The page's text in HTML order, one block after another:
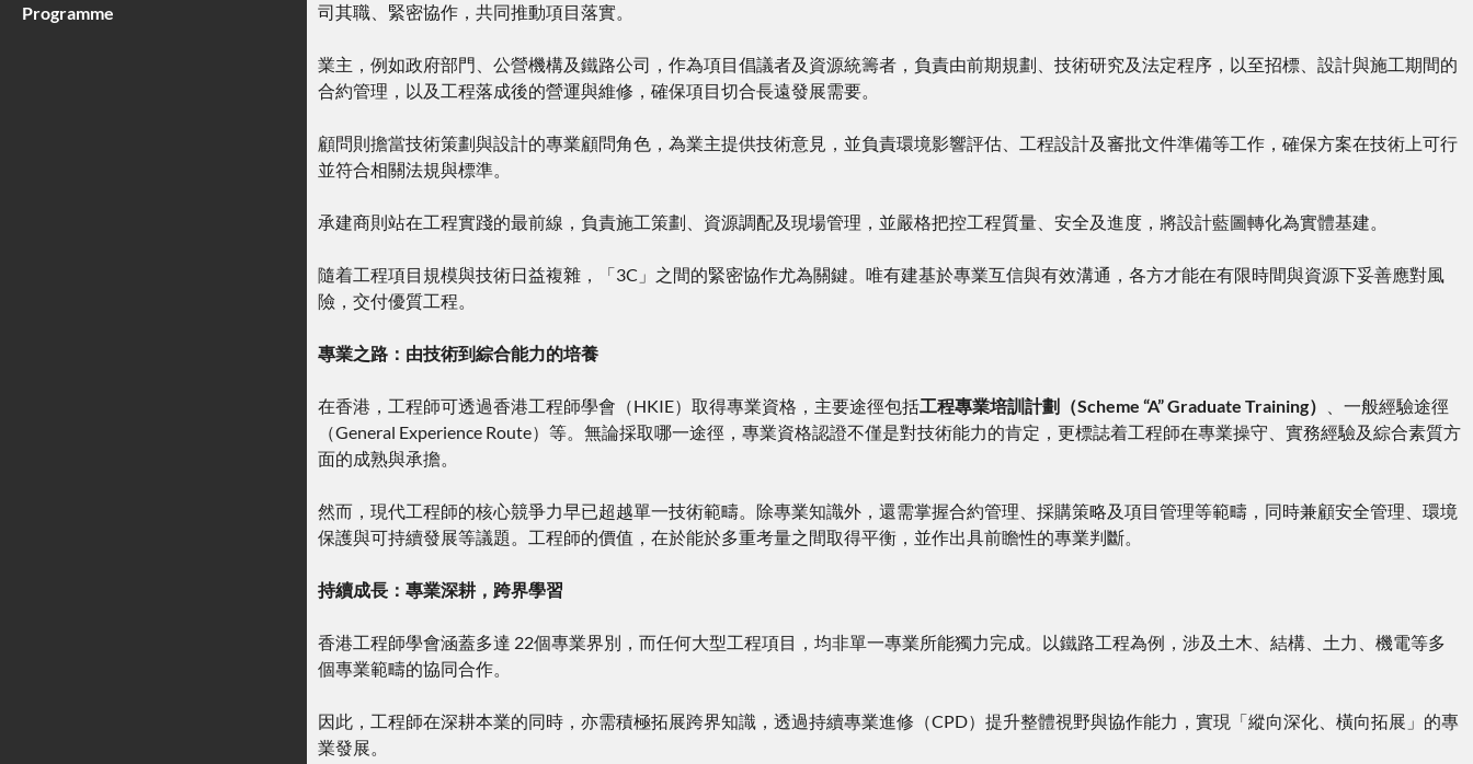
Programme
司其職、緊密協作，共同推動項目落實。
業主，例如政府部門、公營機構及鐵路公司，作為項目倡議者及資源統籌者，負責由前期規劃、技術研究及法定程序，以至招標、設計與施工期間的
合約管理，以及工程落成後的營運與維修，確保項目切合長遠發展需要。
顧問則擔當技術策劃與設計的專業顧問角色，為業主提供技術意見，並負責環境影響評估、工程設計及審批文件準備等工作，確保方案在技術上可行
並符合相關法規與標準。
承建商則站在工程實踐的最前線，負責施工策劃、資源調配及現場管理，並嚴格把控工程質量、安全及進度，將設計藍圖轉化為實體基建。
隨着工程項目規模與技術日益複雜，「3C」之間的緊密協作尤為關鍵。唯有建基於專業互信與有效溝通，各方才能在有限時間與資源下妥善應對風
險，交付優質工程。
專業之路：由技術到綜合能力的培養
在香港，工程師可透過香港工程師學會（HKIE）取得專業資格，主要途徑包括工程專業培訓計劃（Scheme “A” Graduate Training）
、一般經驗途徑
（General Experience Route）等。無論採取哪一途徑，專業資格認證不僅是對技術能力的肯定，更標誌着工程師在專業操守、實務經驗及綜合素質方
面的成熟與承擔。
然而，現代工程師的核心競爭力早已超越單一技術範疇。除專業知識外，還需掌握合約管理、採購策略及項目管理等範疇，同時兼顧安全管理、環境
保護與可持續發展等議題。工程師的價值，在於能於多重考量之間取得平衡，並作出具前瞻性的專業判斷。
持續成長：專業深耕，跨界學習
香港工程師學會涵蓋多達 22個專業界別，而任何大型工程項目，均非單一專業所能獨力完成。以鐵路工程為例，涉及土木、結構、土力、機電等多
個專業範疇的協同合作。
因此，工程師在深耕本業的同時，亦需積極拓展跨界知識，透過持續專業進修（CPD）提升整體視野與協作能力，實現「縱向深化、橫向拓展」的專
業發展。